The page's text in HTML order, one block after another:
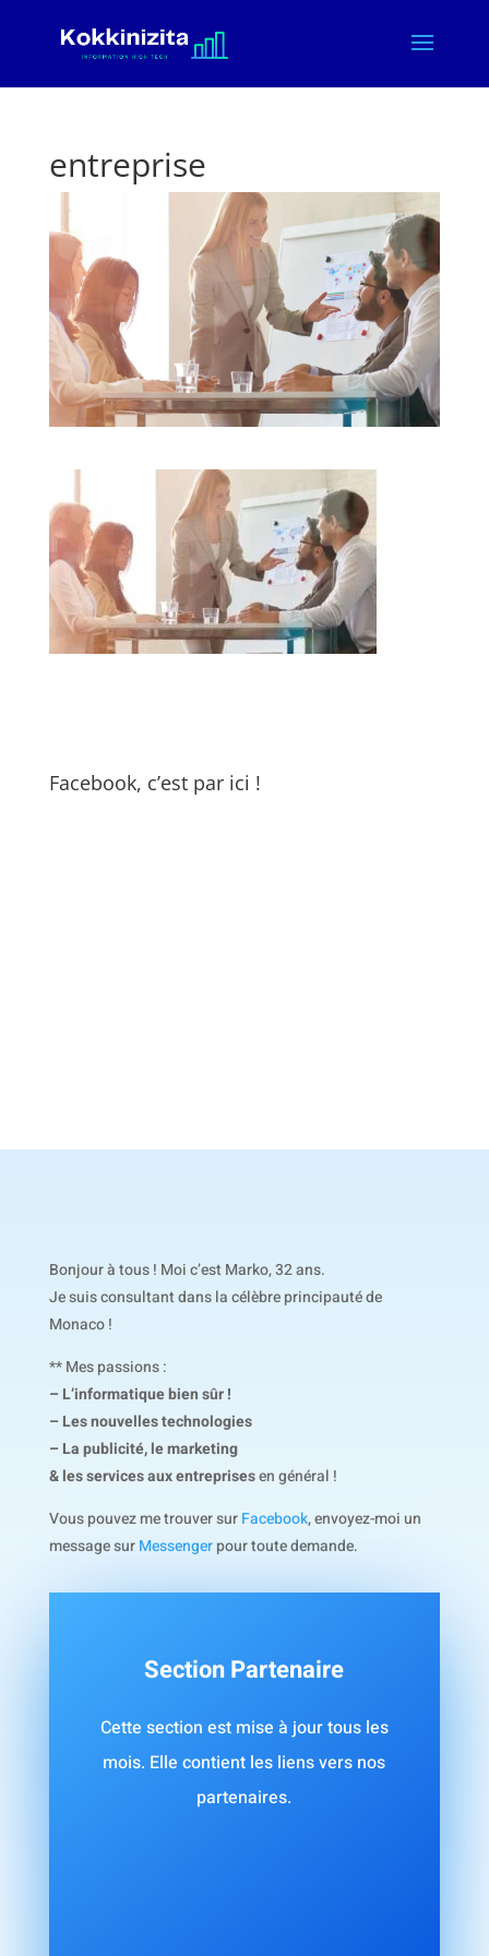
entreprise
Facebook, c’est par ici !
Bonjour à tous ! Moi c’est Marko, 32 ans.
Je suis consultant dans la célèbre principauté de
Monaco !
** Mes passions :
– L’informatique bien sûr !
– Les nouvelles technologies
– La publicité, le marketing
& les services aux entreprisesen général !
Vous pouvez me trouver sur Facebook, envoyez-moi un
message sur Messenger pour toute demande.
Section Partenaire
Cette section est mise à jour tous les
mois. Elle contient les liens vers nos
partenaires.